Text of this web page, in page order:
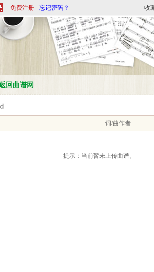
免费注册 忘记密码？ 收
回曲谱网
词/曲作者
提示：当前暂未上传曲谱。